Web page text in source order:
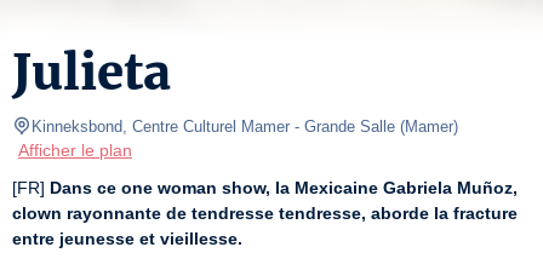
Julieta
Kinneksbond, Centre Culturel Mamer - Grande Salle (Mamer)
Afficher le plan
[FR] Dans ce one woman show, la Mexicaine Gabriela Muñoz,
clown rayonnante de tendresse tendresse, aborde la fracture
entre jeunesse et vieillesse.